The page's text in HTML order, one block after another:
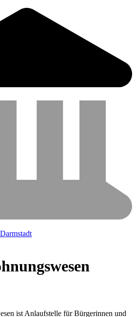
ist Anlaufstelle für Bürgerinnen und